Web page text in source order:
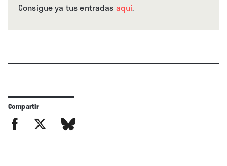
Consigue ya tus entradas aquí.
Compartir